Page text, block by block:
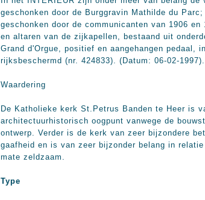
geschonken door de Burggravin Mathilde du
geschonken door de communicanten van 1906
en altaren van de zijkapellen, bestaand uit
Grand d'Orgue, positief en aangehangen pedaal,
rijksbeschermd (nr. 424833). (Datum: 06-02-
Waardering
De Katholieke kerk St.Petrus Banden te Heer is
architectuurhistorisch oogpunt vanwege de
ontwerp. Verder is de kerk van zeer bijzondere
gaafheid en is van zeer bijzonder belang in
mate zeldzaam.
Type